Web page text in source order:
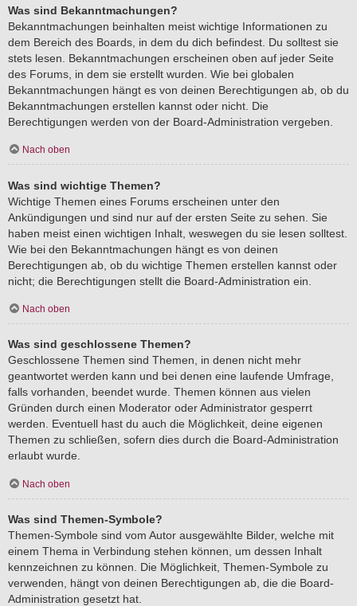
Was sind Bekanntmachungen?
Bekanntmachungen beinhalten meist wichtige Informationen zu
dem Bereich des Boards, in dem du dich befindest. Du solltest sie
stets lesen. Bekanntmachungen erscheinen oben auf jeder Seite
des Forums, in dem sie erstellt wurden. Wie bei globalen
Bekanntmachungen hängt es von deinen Berechtigungen ab, ob du
Bekanntmachungen erstellen kannst oder nicht. Die
Berechtigungen werden von der Board-Administration vergeben.
Nach oben
Was sind wichtige Themen?
Wichtige Themen eines Forums erscheinen unter den
Ankündigungen und sind nur auf der ersten Seite zu sehen. Sie
haben meist einen wichtigen Inhalt, weswegen du sie lesen solltest.
Wie bei den Bekanntmachungen hängt es von deinen
Berechtigungen ab, ob du wichtige Themen erstellen kannst oder
nicht; die Berechtigungen stellt die Board-Administration ein.
Nach oben
Was sind geschlossene Themen?
Geschlossene Themen sind Themen, in denen nicht mehr
geantwortet werden kann und bei denen eine laufende Umfrage,
falls vorhanden, beendet wurde. Themen können aus vielen
Gründen durch einen Moderator oder Administrator gesperrt
werden. Eventuell hast du auch die Möglichkeit, deine eigenen
Themen zu schließen, sofern dies durch die Board-Administration
erlaubt wurde.
Nach oben
Was sind Themen-Symbole?
Themen-Symbole sind vom Autor ausgewählte Bilder, welche mit
einem Thema in Verbindung stehen können, um dessen Inhalt
kennzeichnen zu können. Die Möglichkeit, Themen-Symbole zu
verwenden, hängt von deinen Berechtigungen ab, die die Board-
Administration gesetzt hat.